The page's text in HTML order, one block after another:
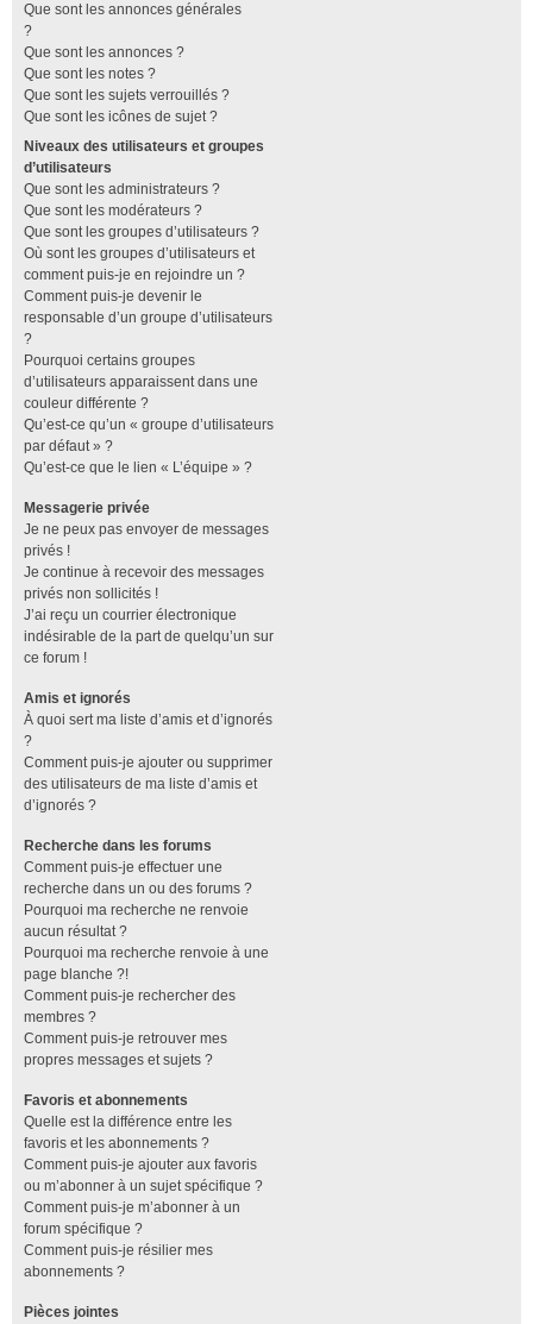
Que sont les annonces générales
?
Que sont les annonces ?
Que sont les notes ?
Que sont les sujets verrouillés ?
Que sont les icônes de sujet ?
Niveaux des utilisateurs et groupes
d’utilisateurs
Que sont les administrateurs ?
Que sont les modérateurs ?
Que sont les groupes d’utilisateurs ?
Où sont les groupes d’utilisateurs et
comment puis-je en rejoindre un ?
Comment puis-je devenir le
responsable d’un groupe d’utilisateurs
?
Pourquoi certains groupes
d’utilisateurs apparaissent dans une
couleur différente ?
Qu’est-ce qu’un « groupe d’utilisateurs
par défaut » ?
Qu’est-ce que le lien « L’équipe » ?
Messagerie privée
Je ne peux pas envoyer de messages
privés !
Je continue à recevoir des messages
privés non sollicités !
J’ai reçu un courrier électronique
indésirable de la part de quelqu’un sur
ce forum !
Amis et ignorés
À quoi sert ma liste d’amis et d’ignorés
?
Comment puis-je ajouter ou supprimer
des utilisateurs de ma liste d’amis et
d’ignorés ?
Recherche dans les forums
Comment puis-je effectuer une
recherche dans un ou des forums ?
Pourquoi ma recherche ne renvoie
aucun résultat ?
Pourquoi ma recherche renvoie à une
page blanche ?!
Comment puis-je rechercher des
membres ?
Comment puis-je retrouver mes
propres messages et sujets ?
Favoris et abonnements
Quelle est la différence entre les
favoris et les abonnements ?
Comment puis-je ajouter aux favoris
ou m’abonner à un sujet spécifique ?
Comment puis-je m’abonner à un
forum spécifique ?
Comment puis-je résilier mes
abonnements ?
Pièces jointes